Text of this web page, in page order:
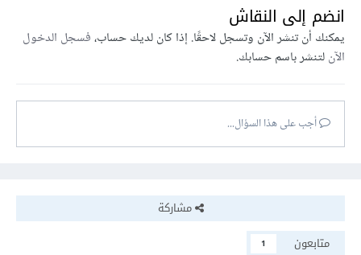
انضم إلى النقاش
يمكنك أن تنشر الآن وتسجل لاحقًا. إذا كان لديك حساب،فسجل الدخول
الآنلتنشر باسم حسابك.
أجب على هذا السؤال...
مشاركة
متابعون
1